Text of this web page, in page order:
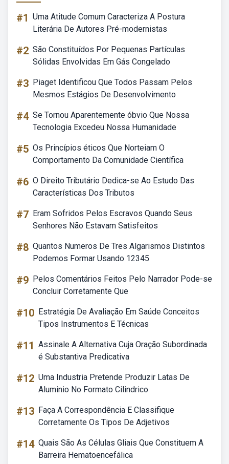
#1 Uma Atitude Comum Caracteriza A Postura
Literária De Autores Pré-modernistas
#2 São Constituídos Por Pequenas Partículas
Sólidas Envolvidas Em Gás Congelado
#3 Piaget Identificou Que Todos Passam Pelos
Mesmos Estágios De Desenvolvimento
#4 Se Tornou Aparentemente óbvio Que Nossa
Tecnologia Excedeu Nossa Humanidade
#5 Os Princípios éticos Que Norteiam O
Comportamento Da Comunidade Científica
#6 O Direito Tributário Dedica-se Ao Estudo Das
Características Dos Tributos
#7 Eram Sofridos Pelos Escravos Quando Seus
Senhores Não Estavam Satisfeitos
#8 Quantos Numeros De Tres Algarismos Distintos
Podemos Formar Usando 12345
#9 Pelos Comentários Feitos Pelo Narrador Pode-se
Concluir Corretamente Que
#10 Estratégia De Avaliação Em Saúde Conceitos
Tipos Instrumentos E Técnicas
#11 Assinale A Alternativa Cuja Oração Subordinada
é Substantiva Predicativa
#12 Uma Industria Pretende Produzir Latas De
Aluminio No Formato Cilindrico
#13 Faça A Correspondência E Classifique
Corretamente Os Tipos De Adjetivos
#14 Quais São As Células Gliais Que Constituem A
Barreira Hematoencefálica